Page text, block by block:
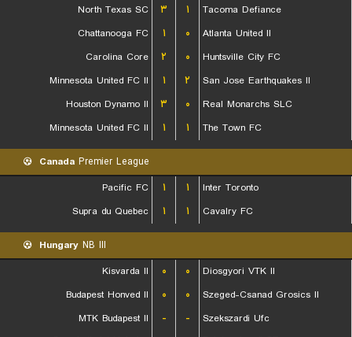
North Texas SC ۳ ۱
Tacoma Defiance
Chattanooga FC
۱ ۰
Atlanta United II
Carolina Core
۲ ۰
Huntsville City FC
Minnesota United FC II
۱ ۲
San Jose Earthquakes II
Houston Dynamo II
۳ ۰
Real Monarchs SLC
Minnesota United FC II
۱ ۱ The Town FC
Canada Premier League
Pacific FC
۱ ۱
Inter Toronto
Supra du Quebec
۱ ۱ Cavalry FC
Hungary NB III
Kisvarda II
۰ ۰
Diosgyori VTK II
Budapest Honved II
۰ ۰
Szeged-Csanad Grosics II
MTK Budapest II
- -
Szekszardi Ufc